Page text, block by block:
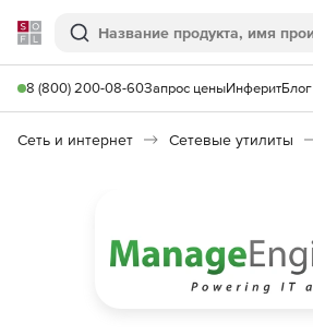
Softline
Поиск
8 (800) 200-08-60Запрос ценыИнферитБлог
Сеть и интернет Сетевые утилиты